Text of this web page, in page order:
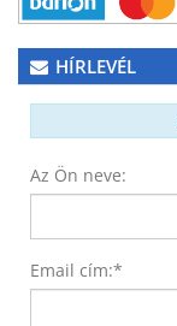
HÍRLEVÉL
Az Ön neve:
Email cím:*